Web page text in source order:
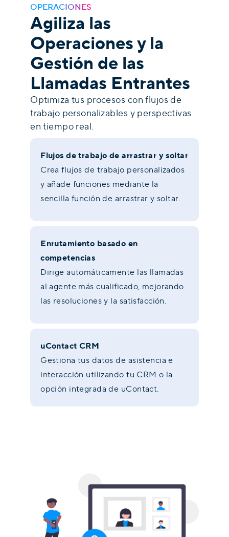
OPERACIONES
Agiliza las
Operaciones y la
Gestión de las
Llamadas Entrantes
Optimiza tus procesos con flujos de
trabajo personalizables y perspectivas
en tiempo real.
Flujos de trabajo de arrastrar y soltar
Crea flujos de trabajo personalizados
y añade funciones mediante la
sencilla función de arrastrar y soltar.
Enrutamiento basado en
competencias
Dirige automáticamente las llamadas
al agente más cualificado, mejorando
las resoluciones y la satisfacción.
uContact CRM
Gestiona tus datos de asistencia e
interacción utilizando tu CRM o la
opción integrada de uContact.